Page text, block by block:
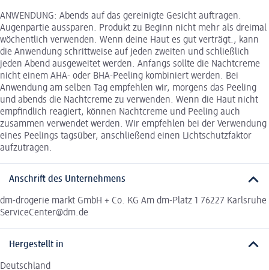
ANWENDUNG: Abends auf das gereinigte Gesicht auftragen.
Augenpartie aussparen. Produkt zu Beginn nicht mehr als dreimal
wöchentlich verwenden. Wenn deine Haut es gut verträgt., kann
die Anwendung schrittweise auf jeden zweiten und schließlich
jeden Abend ausgeweitet werden. Anfangs sollte die Nachtcreme
nicht einem AHA- oder BHA-Peeling kombiniert werden. Bei
Anwendung am selben Tag empfehlen wir, morgens das Peeling
und abends die Nachtcreme zu verwenden. Wenn die Haut nicht
empfindlich reagiert, können Nachtcreme und Peeling auch
zusammen verwendet werden. Wir empfehlen bei der Verwendung
eines Peelings tagsüber, anschließend einen Lichtschutzfaktor
aufzutragen.
Anschrift des Unternehmens
dm-drogerie markt GmbH + Co. KG Am dm-Platz 1 76227 Karlsruhe
ServiceCenter@dm.de
Hergestellt in
Deutschland